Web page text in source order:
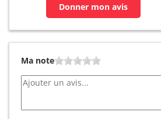
Donner mon avis
Ma note